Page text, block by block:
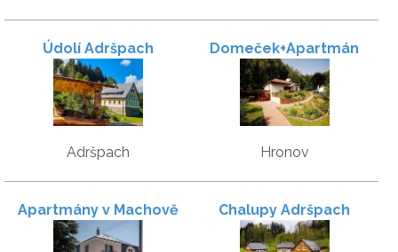
Údolí Adršpach
Adršpach
Domeček+Apartmán
Hronov
Apartmány v Machově Chalupy Adršpach